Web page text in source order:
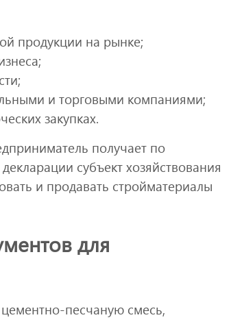
продукции на рынке;
и торговыми компаниями;
закупках.
получает по
субъект хозяйствования
и продавать стройматериалы
для
песчаную смесь,